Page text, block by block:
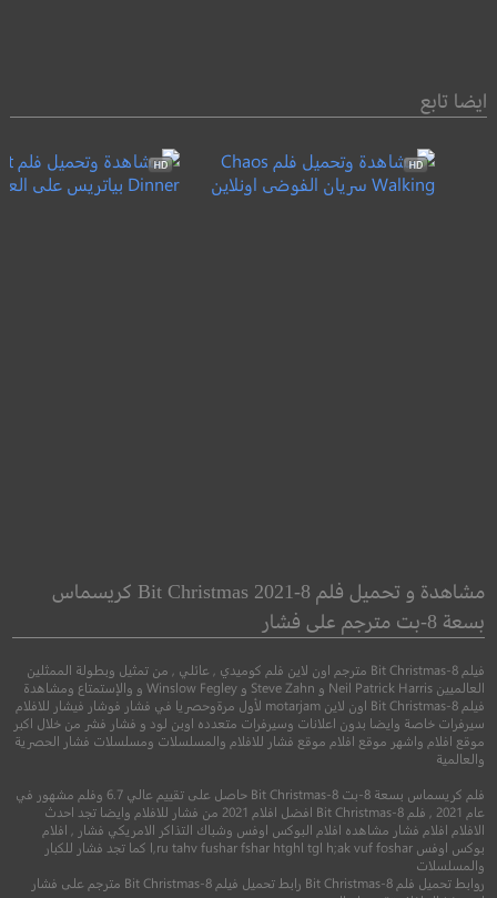
ايضا تابع
سريان الفوضى
5.8
بياتريس على
6.3
مشاهدة و تحميل فلم 8-Bit Christmas 2021 كريسماس
بسعة 8-بت مترجم على فشار
فيلم 8-Bit Christmas مترجم اون لاين فلم كوميدي , عائلي , من تمثيل وبطولة الممثلين
العالميين Neil Patrick Harris و Steve Zahn و Winslow Fegley و والإستمتاع ومشاهدة
فيلم 8-Bit Christmas اون لاين motarjam لأول مرةوحصريا في فشار فوشار فيشار للافلام
سيرفرات خاصة وايضا بدون اعلانات وسيرفرات متعدده اوبن لود و فشار فشر من خلال اكبر
موقع افلام واشهر موقع افلام موقع فشار للافلام والمسلسلات ومسلسلات فشار الحصرية
والعالمية
فلم كريسماس بسعة 8-بت 8-Bit Christmas حاصل على تقييم عالي 6.7 وفلم مشهور في
عام 2021 , فلم 8-Bit Christmas افضل افلام 2021 من فشار للافلام وايضا تجد احدث
الافلام افلام فشار مشاهده افلام البوكس اوفس وشباك التذاكر الامريكي فشار , افلام
بوكس اوفس l,ru tahv fushar fshar htghl tgl h;ak vuf foshar كما تجد فشار للكبار
والمسلسلات
روابط تحميل فلم 8-Bit Christmas رابط تحميل فيلم 8-Bit Christmas مترجم على فشار